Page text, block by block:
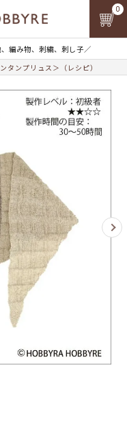
編み物、刺繍、刺し子／
0
タンプリュス＞（レシピ）